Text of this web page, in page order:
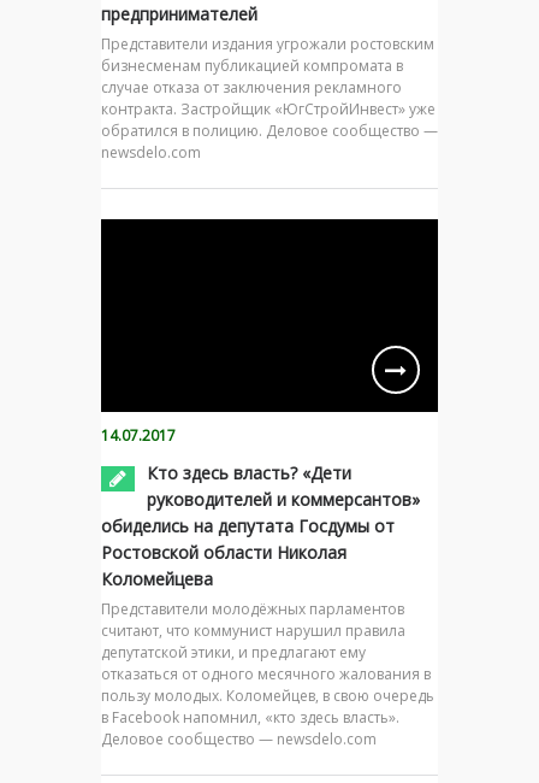
предпринимателей
Представители издания угрожали ростовским
бизнесменам публикацией компромата в
случае отказа от заключения рекламного
контракта. Застройщик «ЮгСтройИнвест» уже
обратился в полицию. Деловое сообщество —
newsdelo.com
14.07.2017
Кто здесь власть? «Дети
руководителей и коммерсантов»
обиделись на депутата Госдумы от
Ростовской области Николая
Коломейцева
Представители молодёжных парламентов
считают, что коммунист нарушил правила
депутатской этики, и предлагают ему
отказаться от одного месячного жалования в
пользу молодых. Коломейцев, в свою очередь
в Facebook напомнил, «кто здесь власть».
Деловое сообщество — newsdelo.com